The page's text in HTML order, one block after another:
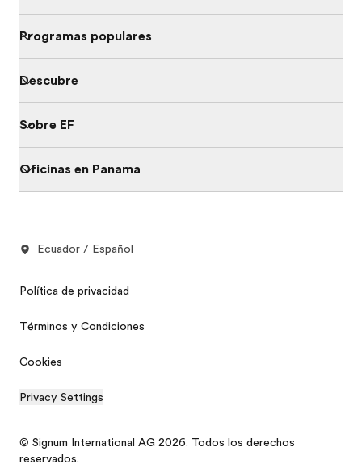
Programas populares
Descubre
Sobre EF
Oficinas en Panama
Ecuador / Español
Política de privacidad
Términos y Condiciones
Cookies
Privacy Settings
© Signum International AG 2026. Todos los derechos
reservados.